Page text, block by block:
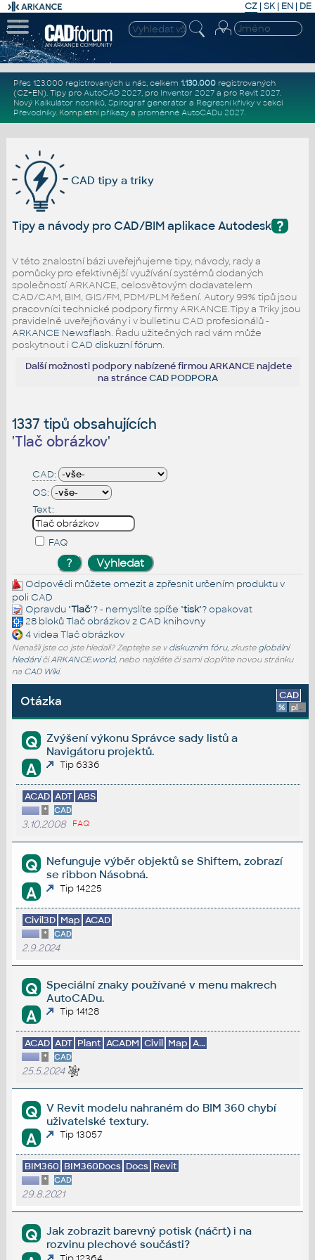
CZ | SK| EN | DE
Přes 123.000 registrovaných u nás, celkem 1.130.000registrovaných
(CZ+EN). Tipy pro AutoCAD 2027, pro Inventor 2027a pro Revit 2027.
Nový Kalkulátor nosníků, Spirograf generátor a Regresní křivkyv sekci
Převodníky. Kompletní příkazya proměnné AutoCADu 2027.
CAD tipy a triky
?
Tipy a návody pro CAD/BIM aplikace Autodesk
V této znalostní bázi uveřejňujeme tipy, návody, rady a
pomůcky pro efektivnější využívání systémů dodaných
společností ARKANCE, celosvětovým dodavatelem
CAD/CAM, BIM, GIS/FM, PDM/PLM řešení. Autory 99% tipů jsou
pracovníci technické podpory firmy ARKANCE.Tipy a Triky jsou
pravidelně uveřejňovány i v bulletinu CAD profesionálů -
ARKANCE Newsflash. Řadu užitečných rad vám může
poskytnout i CAD diskuzní fórum.
Další možnosti podpory nabízené firmou ARKANCE najdete
na stránceCAD PODPORA
1337 tipů obsahujících
'Tlač obrázkov'
CAD:
OS:
Text:
FAQ
Odpovědi můžete omezit a zpřesnit určením produktu v
poli CAD
Opravdu "Tlač"? - nemyslíte spíše "tisk"?opakovat
28 blokůTlač obrázkovz CAD knihovny
4 videa Tlač obrázkov
Nenašli jste co jste hledali? Zeptejte se v diskuzním fóru, zkuste globální
hledáníčiARKANCE.world, nebo najděte či sami doplňte novou stránku
na CAD Wiki.
Otázka CAD
% platforma
Q
Zvýšení výkonu Správce sady listů a
Navigátoru projektů.
A Tip 6336
ACAD ADT ABS
* CAD
3.10.2008 FAQ
Q
Nefunguje výběr objektů se Shiftem, zobrazí
se ribbon Násobná.
A Tip 14225
Civil3D Map ACAD
* CAD
2.9.2024
Q
Speciální znaky používané v menu makrech
AutoCADu.
A Tip 14128
ACAD ADT Plant ACADM Civil Map A...
* CAD
25.5.2024
Q
V Revit modelu nahraném do BIM 360 chybí
uživatelské textury.
A Tip 13057
BIM360 BIM360Docs Docs Revit
* CAD
29.8.2021
Q
Jak zobrazit barevný potisk (náčrt) i na
rozvinu plechové součásti?